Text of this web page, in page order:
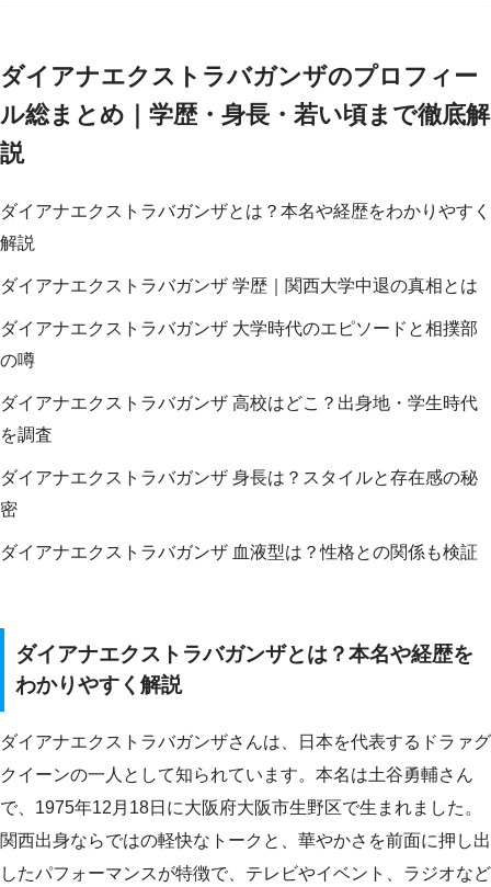
ダイアナエクストラバガンザのプロフィー
ル総まとめ｜学歴・身長・若い頃まで徹底解
説
ダイアナエクストラバガンザとは？本名や経歴をわかりやすく
解説
ダイアナエクストラバガンザ 学歴｜関西大学中退の真相とは
ダイアナエクストラバガンザ 大学時代のエピソードと相撲部
の噂
ダイアナエクストラバガンザ 高校はどこ？出身地・学生時代
を調査
ダイアナエクストラバガンザ 身長は？スタイルと存在感の秘
密
ダイアナエクストラバガンザ 血液型は？性格との関係も検証
ダイアナエクストラバガンザとは？本名や経歴を
わかりやすく解説
ダイアナエクストラバガンザさんは、日本を代表するドラァグ
クイーンの一人として知られています。本名は土谷勇輔さん
で、1975年12月18日に大阪府大阪市生野区で生まれました。
関西出身ならではの軽快なトークと、華やかさを前面に押し出
したパフォーマンスが特徴で、テレビやイベント、ラジオなど